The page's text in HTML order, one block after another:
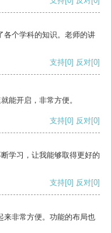
各个学科的知识。老师的讲
支持[0] 反对[0]
能开启，非常方便。
支持[0] 反对[0]
学习，让我能够取得更好的
支持[0] 反对[0]
来非常方便。功能的布局也